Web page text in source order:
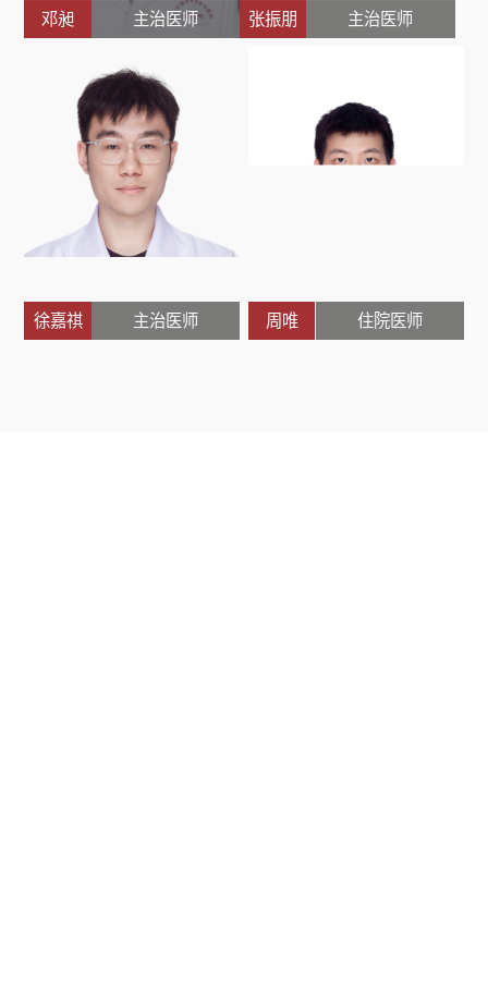
邓昶 主治医师 张振朋 主治医师
徐嘉祺 主治医师 周唯 住院医师